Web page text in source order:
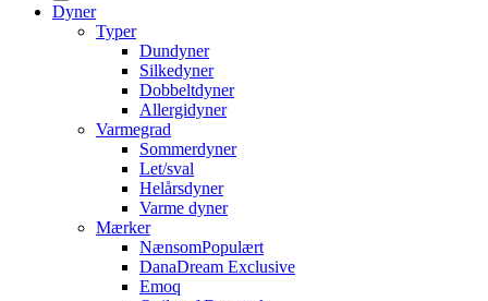
Dyner
Typer
Dundyner
Silkedyner
Dobbeltdyner
Allergidyner
Varmegrad
Sommerdyner
Let/sval
Helårsdyner
Varme dyner
Mærker
Nænsom
DanaDream Exclusive
Emoq